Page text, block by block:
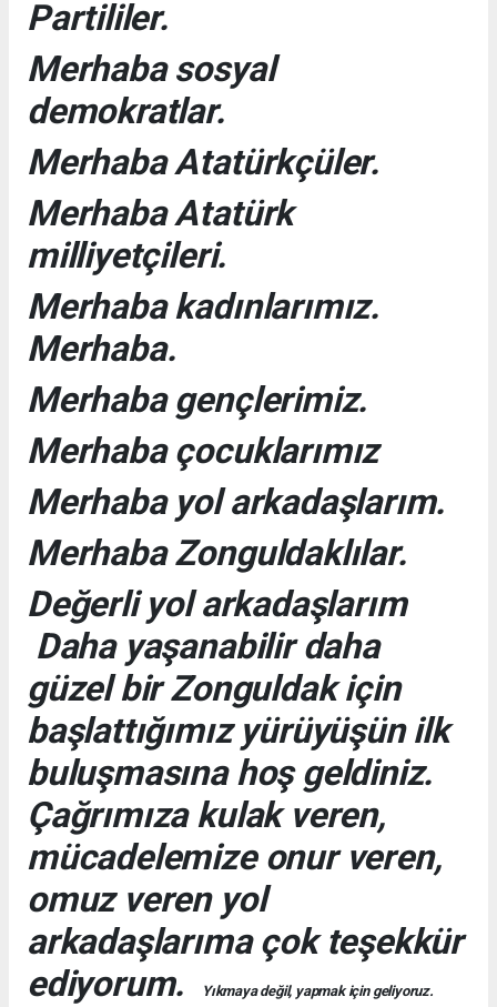
Partililer.
Merhaba sosyal
demokratlar.
Merhaba Atatürkçüler.
Merhaba Atatürk
milliyetçileri.
Merhaba kadınlarımız.
Merhaba.
Merhaba gençlerimiz.
Merhaba çocuklarımız
Merhaba yol arkadaşlarım.
Merhaba Zonguldaklılar.
Değerli yol arkadaşlarım
Daha yaşanabilir daha
güzel bir Zonguldak için
başlattığımız yürüyüşün ilk
buluşmasına hoş geldiniz.
Çağrımıza kulak veren,
mücadelemize onur veren,
omuz veren yol
arkadaşlarıma çok teşekkür
ediyorum.
Yıkmaya değil, yapmak için geliyoruz.